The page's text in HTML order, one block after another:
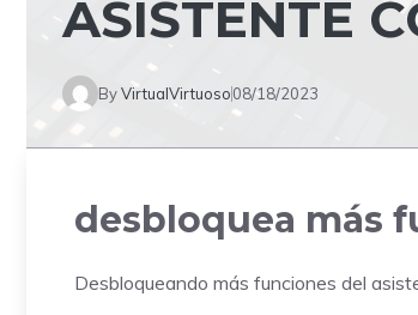
ASISTENTE
ByVirtualVirtuoso08/18/2023
desbloquea más
Desbloqueando más funciones del